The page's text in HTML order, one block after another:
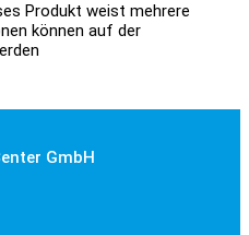
Produkt weist mehrere
können auf der
GmbH